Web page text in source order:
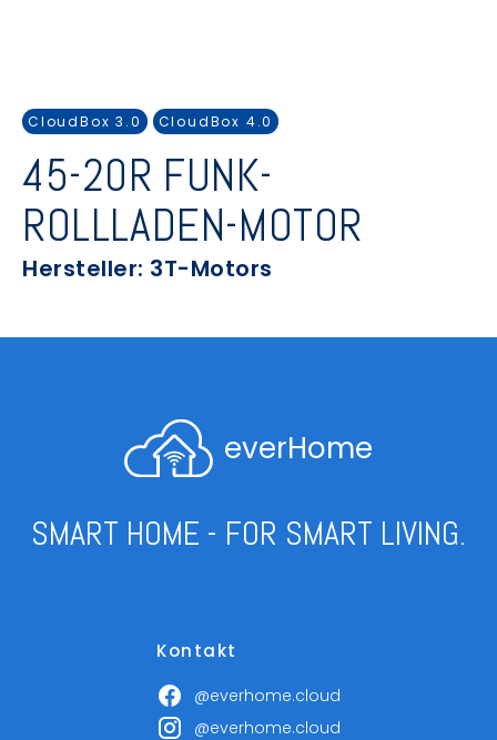
CloudBox 3.0 CloudBox 4.0
45-20R FUNK-
ROLLLADEN-MOTOR
Hersteller: 3T-Motors
everHome
SMART HOME - FOR SMART LIVING.
Kontakt
@everhome.cloud
@everhome.cloud